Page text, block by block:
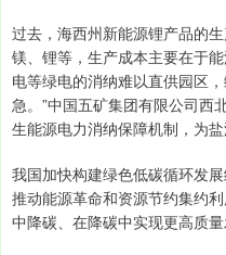
过去，海西州新能源锂产品的
镁、锂等，生产成本主要在于
电等绿电的消纳难以直供园区
急。”中国五矿集团有限公司西
生能源电力消纳保障机制，为盐
我国加快构建绿色低碳循环发
推动能源革命和资源节约集约
中降碳、在降碳中实现更高质量